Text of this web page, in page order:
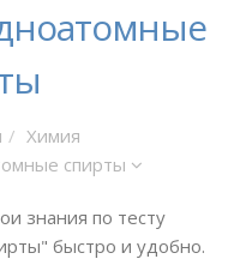
Химия
спирты
знания по тесту
быстро и удобно.